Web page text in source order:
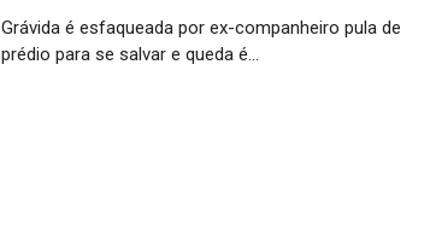
Grávida é esfaqueada por ex-companheiro pula de
prédio para se salvar e queda é...